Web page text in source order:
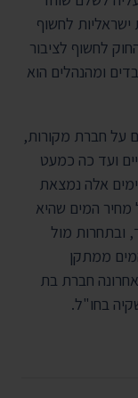
ישראליות לחשוף
לחשוף לציבור
ומהנהלים הוא
על חברת מקורות,
ועד כה כמעט
אלה נמצאת
המים שהיא
מול
ממתקן
חברת בת
בחו"ל.